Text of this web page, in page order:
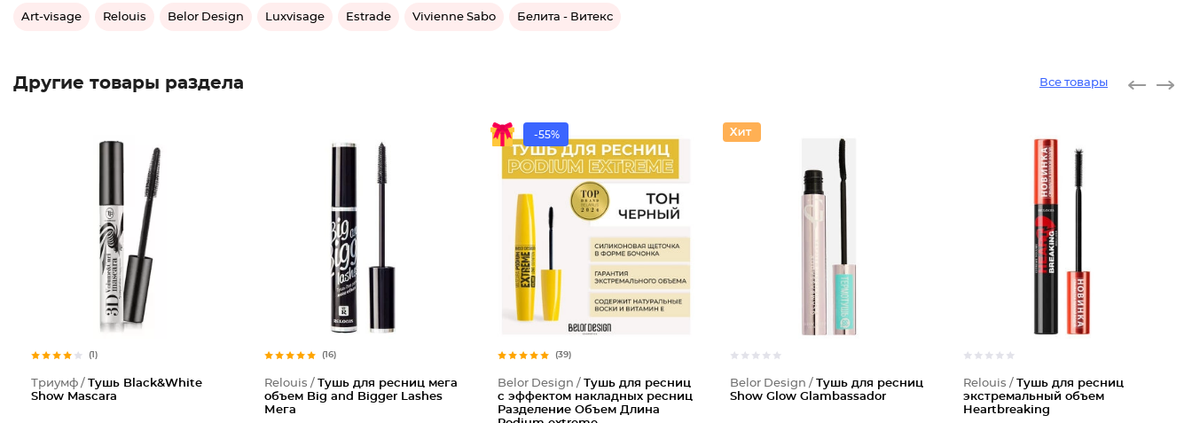
Art-visage Relouis Belor Design Luxvisage Estrade Vivienne Sabo Белита - Витекс
Другие товары раздела Все товары
(1)
Триумф / Тушь Black&White
Show Mascara
(16)
Relouis / Тушь для ресниц мега
объем Big and Bigger Lashes
Мега
-55%
(39)
Belor Design / Тушь для ресниц
с эффектом накладных ресниц
Разделение Объем Длина
Belor Design /Тушь для ресниц
Show Glow Glambassador
Relouis /Тушь для ресниц
экстремальный объем
Heartbreaking